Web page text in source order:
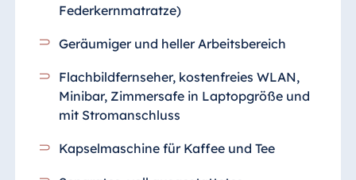
Federkernmatratze)
Geräumiger und heller Arbeitsbereich
Flachbildfernseher, kostenfreies WLAN,
Minibar, Zimmersafe in Laptopgröße und
mit Stromanschluss
Kapselmaschine für Kaffee und Tee